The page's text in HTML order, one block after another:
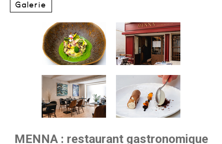
Galerie
MENNA : restaurant gastronomique